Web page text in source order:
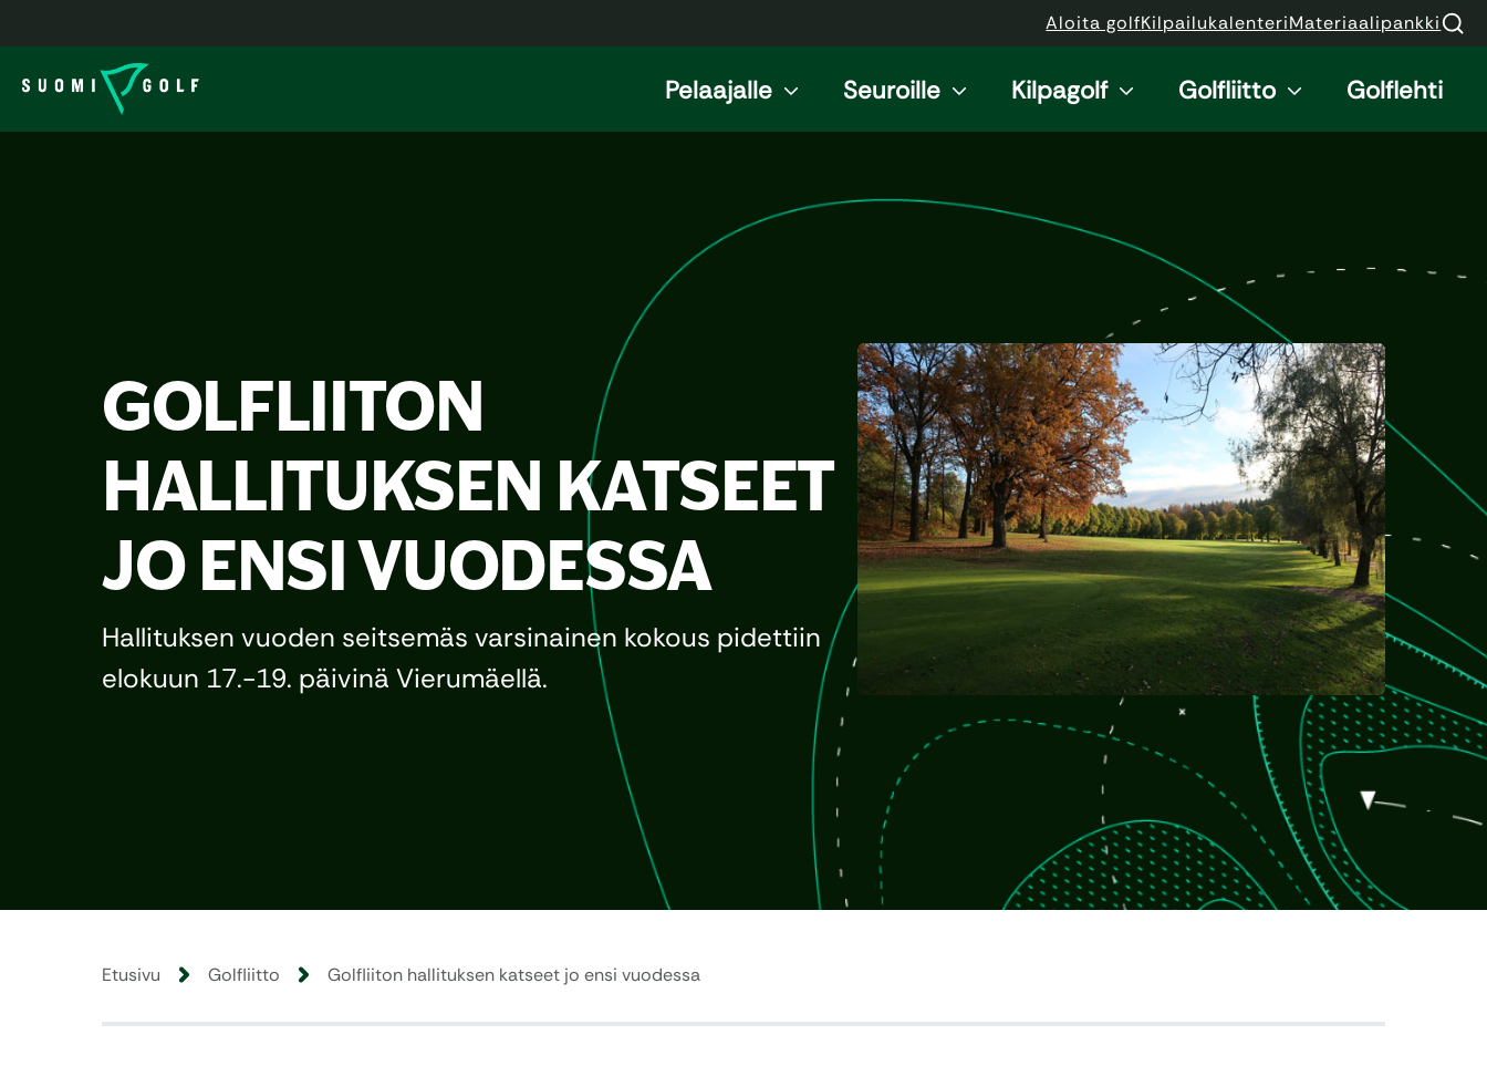
Aloita golfKilpailukalenteriMateriaalipankki
Pelaajalle Seuroille Kilpagolf Golfliitto Golflehti
GOLFLIITON
HALLITUKSEN KATSEET
JO ENSI VUODESSA
Hallituksen vuoden seitsemäs varsinainen kokous pidettiin
elokuun 17.-19. päivinä Vierumäellä.
Etusivu Golfliitto Golfliiton hallituksen katseet jo ensi vuodessa